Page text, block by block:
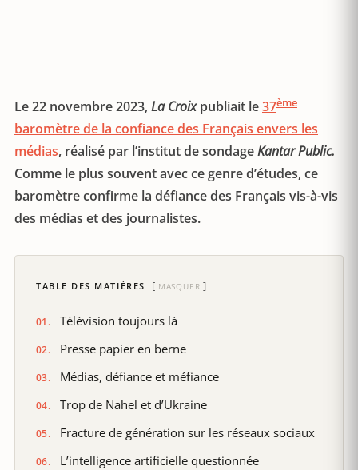
Le 22 novembre 2023,La Croixpubliait le37ème
baromètre de la confiance des Français envers les
médias, réalisé par l’institut de sondageKantar Public.
Comme le plus souvent avec ce genre d’études, ce
baromètre confirme la défiance des Français vis-à-vis
des médias et des journalistes.
TABLE DES MATIÈRES MASQUER
Télévision toujours là
Presse papier en berne
Médias, défiance et méfiance
Trop de Nahel et d’Ukraine
Fracture de génération sur les réseaux sociaux
L’intelligence artificielle questionnée